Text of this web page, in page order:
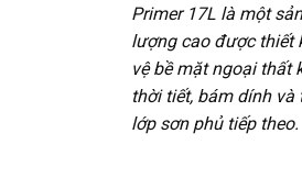
Primer 17L là một
lượng cao được thiết
vệ bề mặt ngoại thất
thời tiết, bám dính và
lớp sơn phủ tiếp theo.